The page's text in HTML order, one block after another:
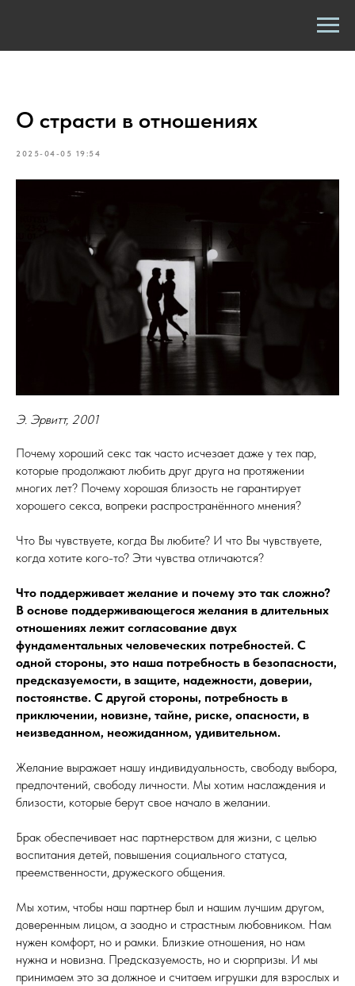
О страсти в отношениях
2025-04-05 19:54
Э. Эрвитт, 2001
Почему хороший секс так часто исчезает даже у тех пар,
которые продолжают любить друг друга на протяжении
многих лет? Почему хорошая близость не гарантирует
хорошего секса, вопреки распространённого мнения?
Что Вы чувствуете, когда Вы любите? И что Вы чувствуете,
когда хотите кого-то? Эти чувства отличаются?
Что поддерживает желание и почему это так сложно?
В основе поддерживающегося желания в длительных
отношениях лежит согласование двух
фундаментальных человеческих потребностей. С
одной стороны, это наша потребность в безопасности,
предсказуемости, в защите, надежности, доверии,
постоянстве. С другой стороны, потребность в
приключении, новизне, тайне, риске, опасности, в
неизведанном, неожиданном, удивительном.
Желание выражает нашу индивидуальность, свободу выбора,
предпочтений, свободу личности. Мы хотим наслаждения и
близости, которые берут свое начало в желании.
Брак обеспечивает нас партнерством для жизни, с целью
воспитания детей, повышения социального статуса,
преемственности, дружеского общения.
Мы хотим, чтобы наш партнер был и нашим лучшим другом,
доверенным лицом, а заодно и страстным любовником. Нам
нужен комфорт, но и рамки. Близкие отношения, но нам
нужна и новизна. Предсказуемость, но и сюрпризы. И мы
принимаем это за должное и считаем игрушки для взрослых и